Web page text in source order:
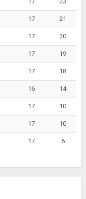
17 21
17 20
17 19
17 18
16 14
17 10
17 10
17 6